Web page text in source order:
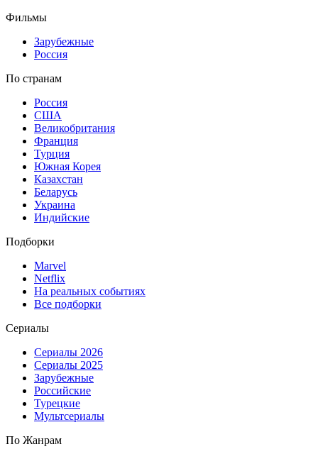
Фильмы
Зарубежные
Россия
По странам
Россия
США
Великобритания
Франция
Турция
Южная Корея
Казахстан
Беларусь
Украина
Индийские
Подборки
Marvel
Netflix
На реальных событиях
Все подборки
Сериалы
Сериалы 2026
Сериалы 2025
Зарубежные
Российские
Турецкие
Мультсериалы
По Жанрам